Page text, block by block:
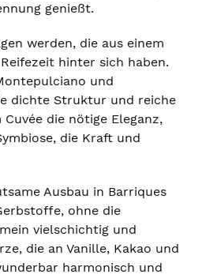
genießt.
werden, die aus einem
hinter sich haben.
und
dichte Struktur und reiche
die nötige Eleganz,
die Kraft und
Ausbau in Barriques
ohne die
vielschichtig und
die an Vanille, Kakao und
harmonisch und